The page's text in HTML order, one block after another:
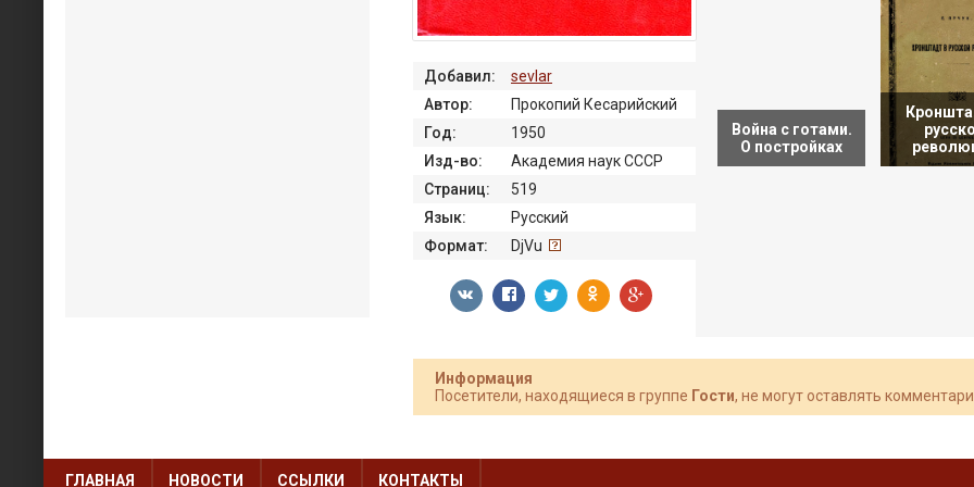
Добавил:
sevlar
Автор:
Прокопий Кесарийский
Год:
1950
Изд-во:
Академия наук СССР
Страниц:
519
Язык:
Русский
Формат:
DjVu
Война с готами.
О постройках
Информация
Посетители, находящиеся в группе Гости, не могут оставлять
ГЛАВНАЯ НОВОСТИ ССЫЛКИ КОНТАКТЫ